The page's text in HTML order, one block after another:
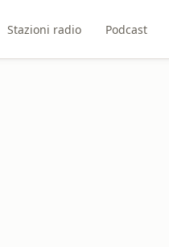
Stazioni radio Podcast